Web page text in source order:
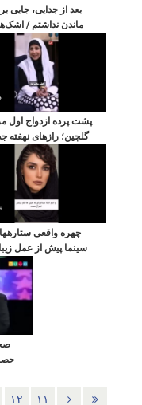
بعد از جدایی، جایی
ماندن نداشتم /
گیتی قاسمی روی
پشت پرده ازدواج اول
گلچین؛ رازهای نهفته
از کریم آتشی
چهره واقعی
سینما پیش از عمل
تصویری که هیچوقت
١١ ١٢